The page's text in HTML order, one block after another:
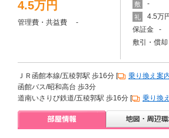
4.5万円
管理費・共益費 -
敷 -
礼
4.5万
保証金 -
敷引・償
ＪＲ函館本線/五稜郭駅 歩16分 [ 乗り換え案
函館バス/昭和高台 歩3分
道南いさりび鉄道/五稜郭駅 歩16分 [
乗り換